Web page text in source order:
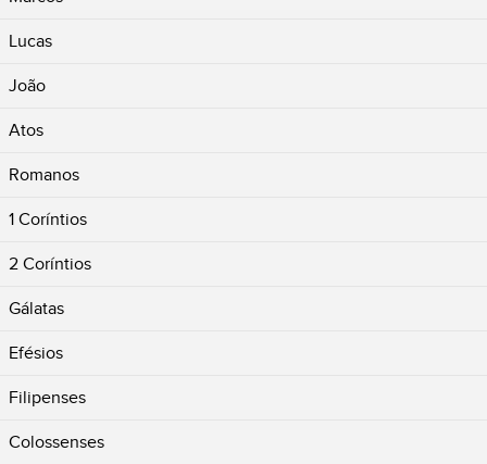
Lucas
João
Atos
Romanos
1 Coríntios
2 Coríntios
Gálatas
Efésios
Filipenses
Colossenses